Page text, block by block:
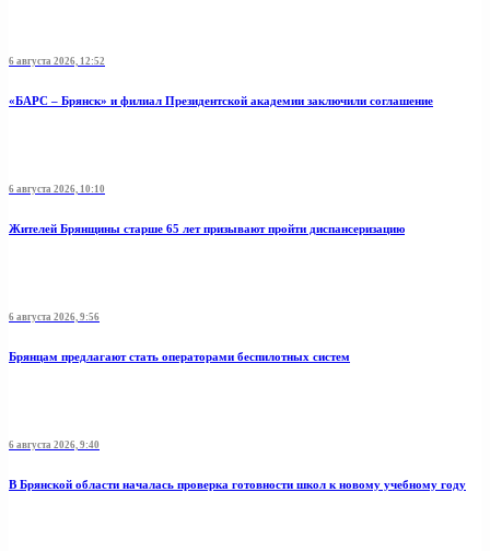
6 августа 2026, 12:52
«БАРС – Брянск» и филиал Президентской академии заключили соглашение
6 августа 2026, 10:10
Жителей Брянщины старше 65 лет призывают пройти диспансеризацию
6 августа 2026, 9:56
Брянцам предлагают стать операторами беспилотных систем
6 августа 2026, 9:40
В Брянской области началась проверка готовности школ к новому учебному году